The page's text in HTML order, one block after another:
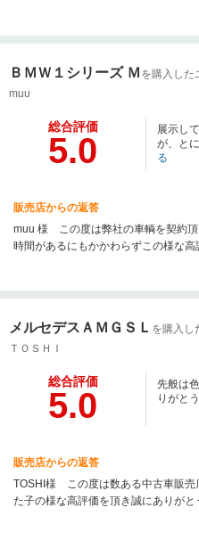
形がほとんどかと存じますが、何か
ともよろしくお願い致します。
ＢＭＷ１シリーズ Ｍ を購入した
muu
総合評価
5.0
展示し
が、と
る
販売店からの返答
muu 様 この度は弊社の車輌を契約
時間があるにもかかわらずこの様な
る店舗を目指して参りますので、何
メルセデスＡＭＧＳＬ を購入し
ＴＯＳＨＩ
総合評価
5.0
先般は
りがと
販売店からの返答
TOSHI様 この度は数ある中古車販売
た子の様な高評価を頂き誠にありが